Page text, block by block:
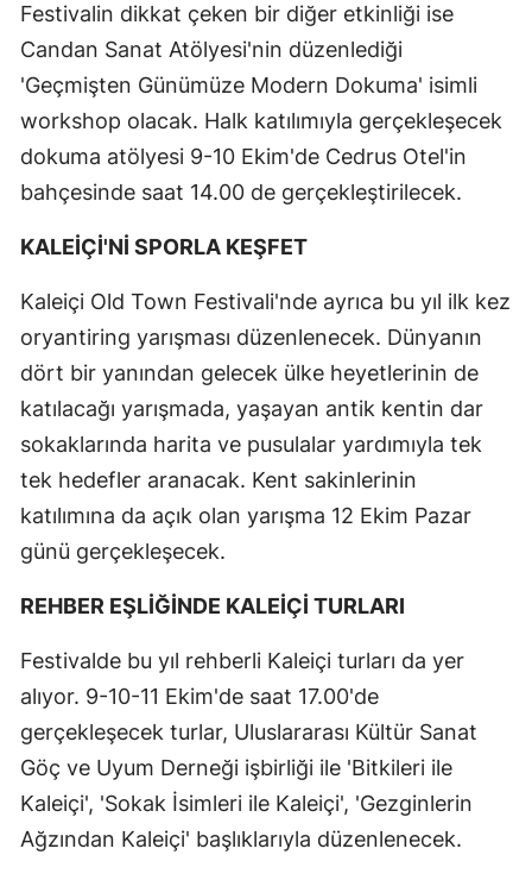
Festivalin dikkat çeken bir diğer etkinliği ise
Candan Sanat Atölyesi'nin düzenlediği
'Geçmişten Günümüze Modern Dokuma' isimli
workshop olacak. Halk katılımıyla gerçekleşecek
dokuma atölyesi 9-10 Ekim'de Cedrus Otel'in
bahçesinde saat 14.00 de gerçekleştirilecek.
KALEİÇİ'Nİ SPORLA KEŞFET
Kaleiçi Old Town Festivali'nde ayrıca bu yıl ilk kez
oryantiring yarışması düzenlenecek. Dünyanın
dört bir yanından gelecek ülke heyetlerinin de
katılacağı yarışmada, yaşayan antik kentin dar
sokaklarında harita ve pusulalar yardımıyla tek
tek hedefler aranacak. Kent sakinlerinin
katılımına da açık olan yarışma 12 Ekim Pazar
günü gerçekleşecek.
REHBER EŞLİĞİNDE KALEİÇİ TURLARI
Festivalde bu yıl rehberli Kaleiçi turları da yer
alıyor. 9-10-11 Ekim'de saat 17.00'de
gerçekleşecek turlar, Uluslararası Kültür Sanat
Göç ve Uyum Derneği işbirliği ile 'Bitkileri ile
Kaleiçi', 'Sokak İsimleri ile Kaleiçi', 'Gezginlerin
Ağzından Kaleiçi' başlıklarıyla düzenlenecek.